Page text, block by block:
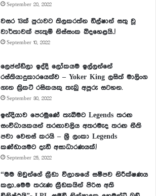
September 20, 2022
වසර 13ක් පුරාවට තිලකරත්න ඩිල්ෂාන් සතු වූ
වාර්තාවක් පැතුම් නිස්සංක බිදහෙළයි..!
September 10, 2022
ලෙජන්ඩ්ලා ඉද්දී ලෝකයම ඉල්ලන්නේ
රස්තියාදුකාරයෙක්ව – Yoker King ලසිත් මාලිංග
ගැන ක්‍රිකට් රසිකයකු තැබු අපූරු සටහන.
September 30, 2022
ඉන්දියාව පෙරමුණේ තැබීමට Legends තරඟ
සංවිධායකයන් තරඟාවලිය අතරමැද තරඟ නීති
පවා වෙනස් කරයි – ශ්‍රී ලංකා Legends
කණ්ඩායමට දැඩි අසාධාරණයක්.!
September 25, 2022
“මම ඔවුන්ගේ ක්‍රීඩා විලාශයේ සමීපව නිරීක්ෂණය
කලා..මෙම තරුණ ක්‍රීඩකයින් පිරිස අති